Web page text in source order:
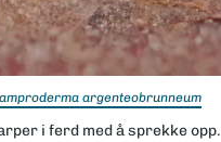
argenteobrunneum
i ferd med å sprekke opp.